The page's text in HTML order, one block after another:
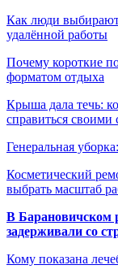
Как люди
удалённой работы
Почему короткие
форматом отдыха
Крыша дала течь:
справиться своими
Генеральная
Косметический
выбрать масштаб
В Барановичском
задерживали со
Кому показана